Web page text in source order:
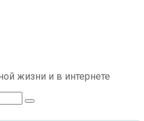
жизни и в интернете